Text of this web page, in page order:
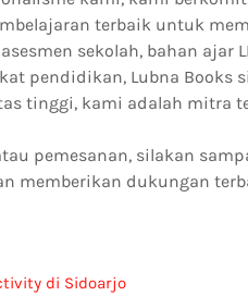
terbaik untuk
sekolah, bahan ajar
pendidikan, Lubna Books
tinggi, kami adalah mitra
pemesanan, silakan
memberikan dukungan
di Sidoarjo